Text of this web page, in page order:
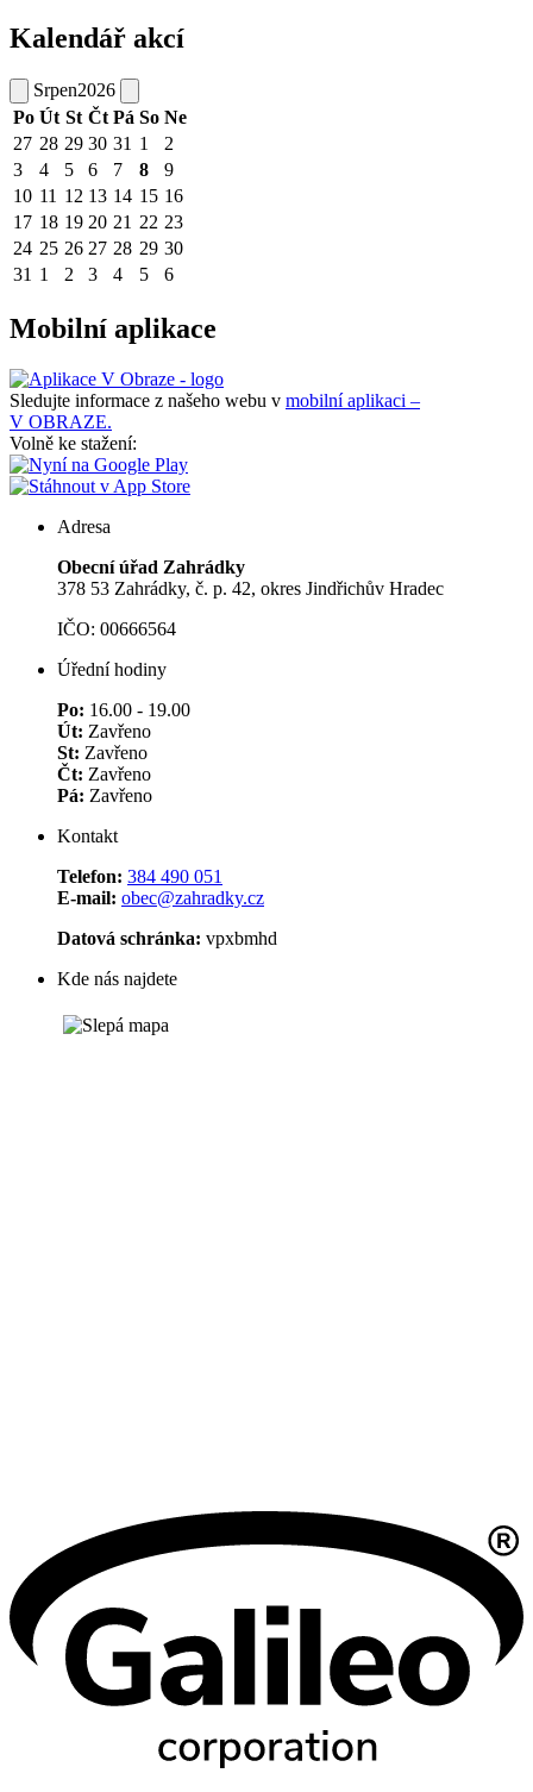
Kalendář akcí
Srpen2026
Po Út St Čt Pá So Ne
27 28 29 30 31 1
2
3
4 5 6 7 8
9
10 11 12 13 14 15 16
17 18 19 20 21 22 23
24 25 26 27 28 29 30
31 1 2 3 4 5 6
Mobilní aplikace
Sledujte informace z našeho webu v mobilní aplikaci –
V OBRAZE.
Volně ke stažení:
Adresa
Obecní úřad Zahrádky
378 53 Zahrádky, č. p. 42, okres Jindřichův Hradec
IČO: 00666564
Úřední hodiny
Po: 16.00 - 19.00
Út: Zavřeno
St: Zavřeno
Čt: Zavřeno
Pá: Zavřeno
Kontakt
Telefon: 384 490 051
E-mail: obec@zahradky.cz
Datová schránka: vpxbmhd
Kde nás najdete